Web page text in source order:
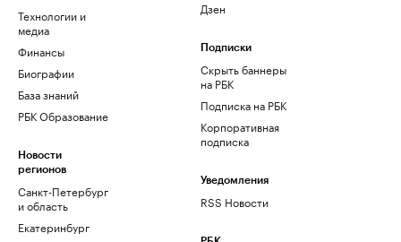
Технологии и
медиа
Финансы
Биографии
База знаний
РБК Образование
Новости
регионов
Санкт-Петербург
и область
Екатеринбург
Дзен
Подписки
Скрыть баннеры
на РБК
Подписка на РБК
Корпоративная
подписка
Уведомления
RSS Новости